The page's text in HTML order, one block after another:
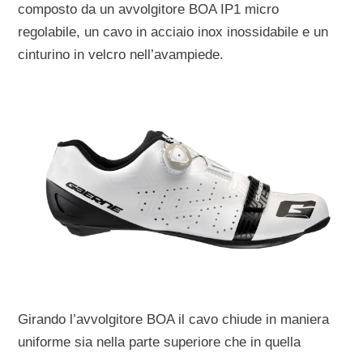
composto da un avvolgitore BOA IP1 micro
regolabile, un cavo in acciaio inox inossidabile e un
cinturino in velcro nell’avampiede.
Girando l’avvolgitore BOA il cavo chiude in maniera
uniforme sia nella parte superiore che in quella